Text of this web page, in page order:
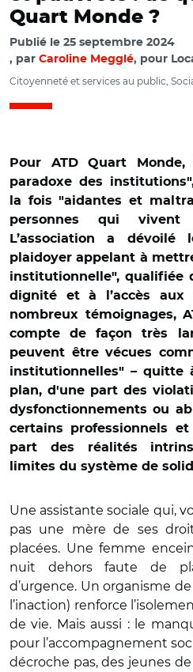
Quart Monde ?
Publié le 25 septembre 2024
par Caroline Megglé, pour
Citoyenneté et services au public,
Pour ATD Quart
paradoxe des
la fois "aidantes et
personnes qui
L’association a dévoilé
plaidoyer appelant à
institutionnelle", qualifiée
dignité et à l’accès aux
nombreux témoignages,
compte de façon très
peuvent être vécues
institutionnelles" – quitte
plan, d'une part des
dysfonctionnements ou
certains professionnels
part des réalités
limites du système de
Une assistante sociale qui,
pas une mère de ses
placées. Une femme
nuit dehors faute de
d’urgence. Un organisme
l’inaction) renforce
de vie. Mais aussi : le
pour l’accompagnement
décroche pas, des jeunes de